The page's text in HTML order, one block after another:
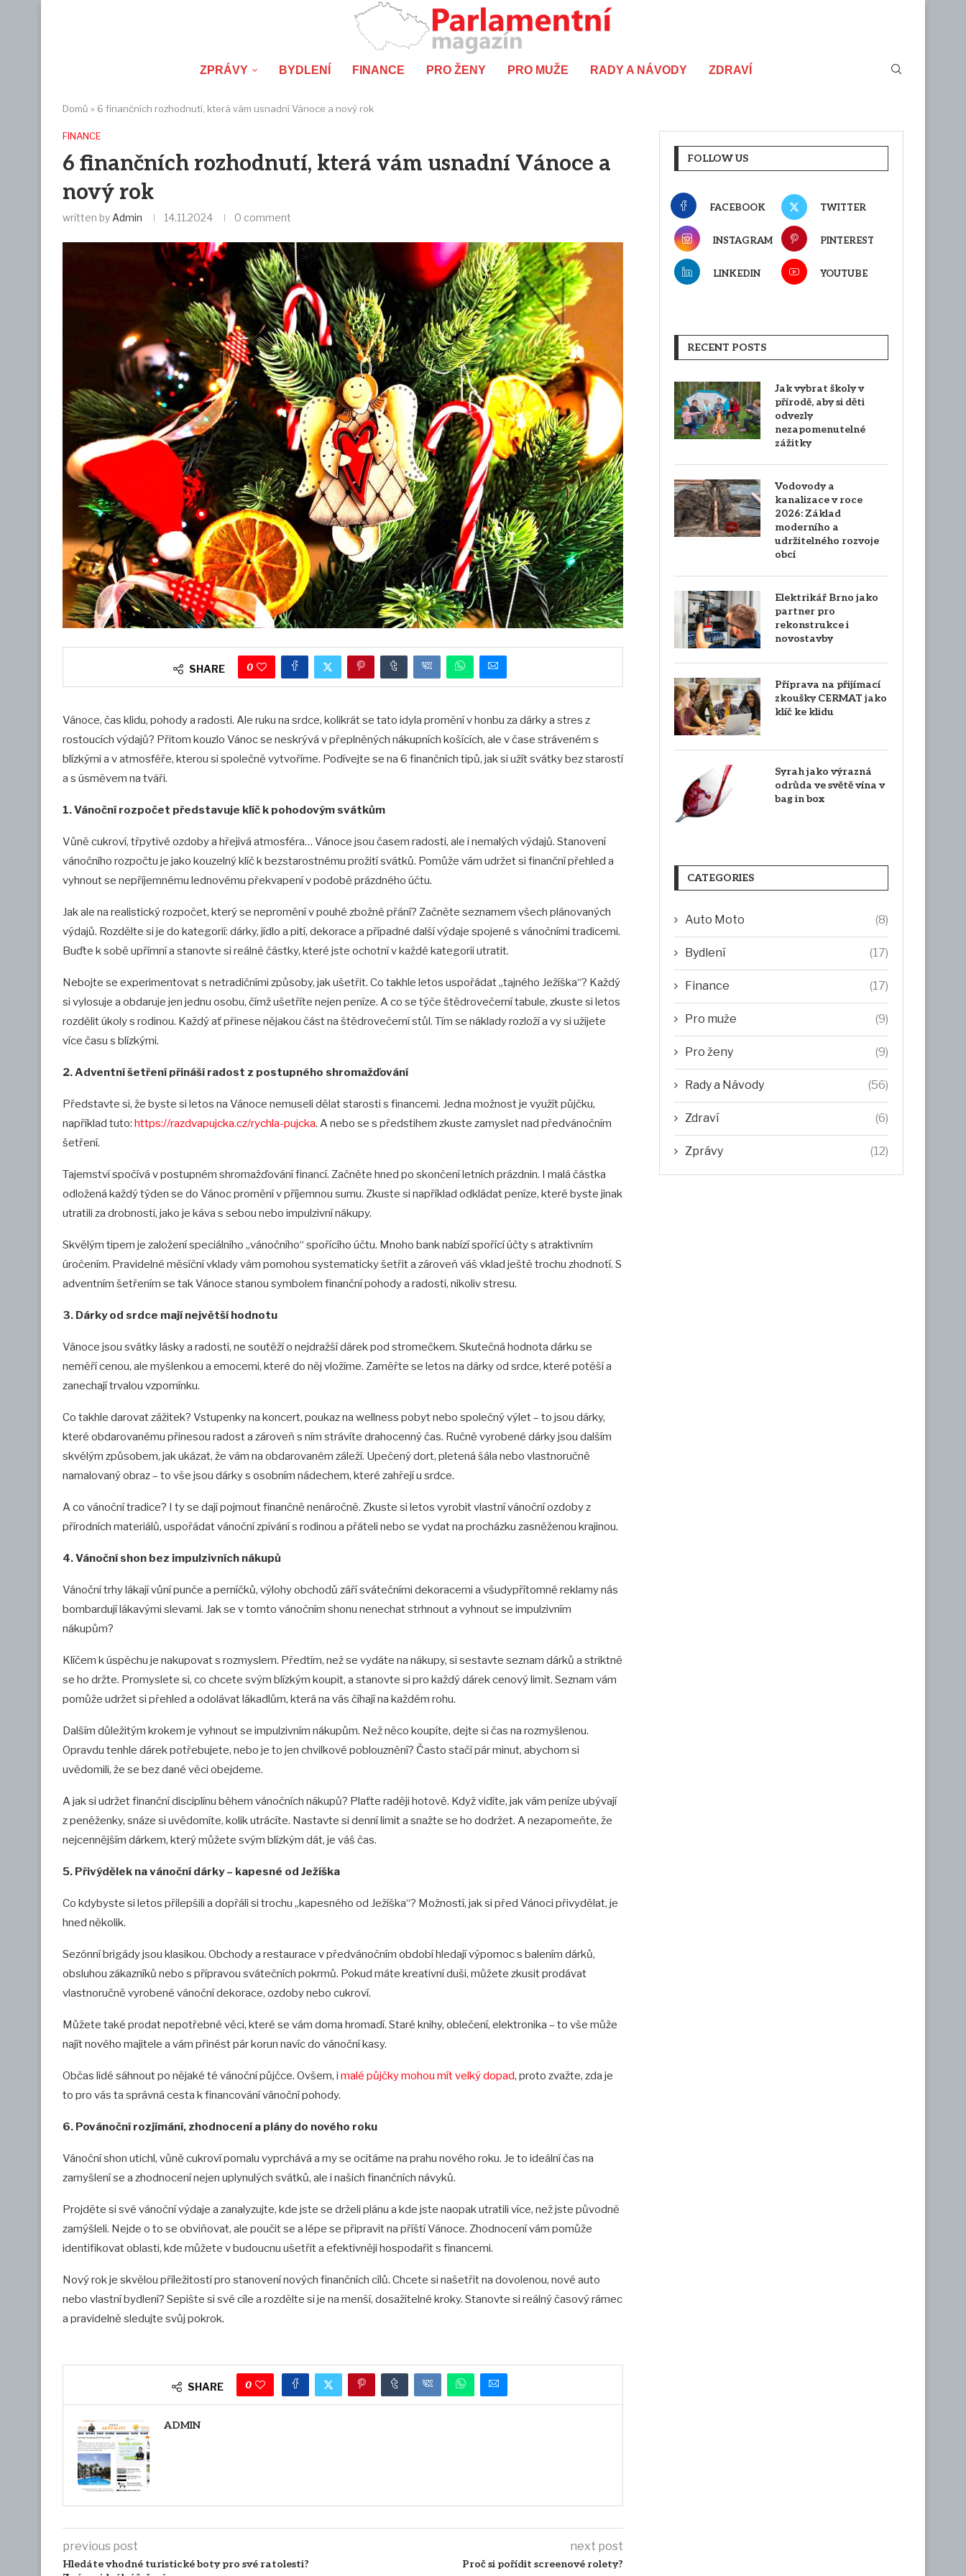
ZPRÁVY BYDLENÍ FINANCE PRO ŽENY PRO MUŽE RADY A NÁVODY ZDRAVÍ
Domů » 6 finančních rozhodnutí, která vám usnadní Vánoce a nový rok
FINANCE
6 finančních rozhodnutí, která vám usnadní Vánoce a
nový rok
written by Admin 14.11.2024 0 comment
SHARE 0
Vánoce, čas klidu, pohody a radosti. Ale ruku na srdce, kolikrát se tato idyla promění v honbu za dárky a stres z
rostoucích výdajů? Přitom kouzlo Vánoc se neskrývá v přeplněných nákupních košících, ale v čase stráveném s
blízkými a v atmosféře, kterou si společně vytvoříme. Podívejte se na 6 finančních tipů, jak si užít svátky bez starostí
a s úsměvem na tváři.
1. Vánoční rozpočet představuje klíč k pohodovým svátkům
Vůně cukroví, třpytivé ozdoby a hřejivá atmosféra… Vánoce jsou časem radosti, ale i nemalých výdajů. Stanovení
vánočního rozpočtu je jako kouzelný klíč k bezstarostnému prožití svátků. Pomůže vám udržet si finanční přehled a
vyhnout se nepříjemnému lednovému překvapení v podobě prázdného účtu.
Jak ale na realistický rozpočet, který se nepromění v pouhé zbožné přání? Začněte seznamem všech plánovaných
výdajů. Rozdělte si je do kategorií: dárky, jídlo a pití, dekorace a případné další výdaje spojené s vánočními tradicemi.
Buďte k sobě upřímní a stanovte si reálné částky, které jste ochotní v každé kategorii utratit.
Nebojte se experimentovat s netradičními způsoby, jak ušetřit. Co takhle letos uspořádat „tajného Ježíška“? Každý
si vylosuje a obdaruje jen jednu osobu, čímž ušetříte nejen peníze. A co se týče štědrovečerní tabule, zkuste si letos
rozdělit úkoly s rodinou. Každý ať přinese nějakou část na štědrovečerní stůl. Tím se náklady rozloží a vy si užijete
více času s blízkými.
2. Adventní šetření přináší radost z postupného shromažďování
Představte si, že byste si letos na Vánoce nemuseli dělat starosti s financemi. Jedna možnost je využít půjčku,
například tuto: https://razdvapujcka.cz/rychla-pujcka. A nebo se s předstihem zkuste zamyslet nad předvánočním
šetření.
Tajemství spočívá v postupném shromažďování financí. Začněte hned po skončení letních prázdnin. I malá částka
odložená každý týden se do Vánoc promění v příjemnou sumu. Zkuste si například odkládat peníze, které byste jinak
utratili za drobnosti, jako je káva s sebou nebo impulzivní nákupy.
Skvělým tipem je založení speciálního „vánočního“ spořícího účtu. Mnoho bank nabízí spořící účty s atraktivním
úročením. Pravidelné měsíční vklady vám pomohou systematicky šetřit a zároveň váš vklad ještě trochu zhodnotí. S
adventním šetřením se tak Vánoce stanou symbolem finanční pohody a radosti, nikoliv stresu.
3. Dárky od srdce mají největší hodnotu
Vánoce jsou svátky lásky a radosti, ne soutěží o nejdražší dárek pod stromečkem. Skutečná hodnota dárku se
neměří cenou, ale myšlenkou a emocemi, které do něj vložíme. Zaměřte se letos na dárky od srdce, které potěší a
zanechají trvalou vzpomínku.
Co takhle darovat zážitek? Vstupenky na koncert, poukaz na wellness pobyt nebo společný výlet – to jsou dárky,
které obdarovanému přinesou radost a zároveň s ním strávíte drahocenný čas. Ručně vyrobené dárky jsou dalším
skvělým způsobem, jak ukázat, že vám na obdarovaném záleží. Upečený dort, pletená šála nebo vlastnoručně
namalovaný obraz – to vše jsou dárky s osobním nádechem, které zahřejí u srdce.
A co vánoční tradice? I ty se dají pojmout finančně nenáročně. Zkuste si letos vyrobit vlastní vánoční ozdoby z
přírodních materiálů, uspořádat vánoční zpívání s rodinou a přáteli nebo se vydat na procházku zasněženou krajinou.
4. Vánoční shon bez impulzivních nákupů
Vánoční trhy lákají vůní punče a perníčků, výlohy obchodů září svátečními dekoracemi a všudypřítomné reklamy nás
bombardují lákavými slevami. Jak se v tomto vánočním shonu nenechat strhnout a vyhnout se impulzivním
nákupům?
Klíčem k úspěchu je nakupovat s rozmyslem. Předtím, než se vydáte na nákupy, si sestavte seznam dárků a striktně
se ho držte. Promyslete si, co chcete svým blízkým koupit, a stanovte si pro každý dárek cenový limit. Seznam vám
pomůže udržet si přehled a odolávat lákadlům, která na vás číhají na každém rohu.
Dalším důležitým krokem je vyhnout se impulzivním nákupům. Než něco koupíte, dejte si čas na rozmyšlenou.
Opravdu tenhle dárek potřebujete, nebo je to jen chvilkové poblouznění? Často stačí pár minut, abychom si
uvědomili, že se bez dané věci obejdeme.
A jak si udržet finanční disciplínu během vánočních nákupů? Plaťte raději hotově. Když vidíte, jak vám peníze ubývají
z peněženky, snáze si uvědomíte, kolik utrácíte. Nastavte si denní limit a snažte se ho dodržet. A nezapomeňte, že
nejcennějším dárkem, který můžete svým blízkým dát, je váš čas.
5. Přivýdělek na vánoční dárky – kapesné od Ježíška
Co kdybyste si letos přilepšili a dopřáli si trochu „kapesného od Ježíška“? Možností, jak si před Vánoci přivydělat, je
hned několik.
Sezónní brigády jsou klasikou. Obchody a restaurace v předvánočním období hledají výpomoc s balením dárků,
obsluhou zákazníků nebo s přípravou svátečních pokrmů. Pokud máte kreativní duši, můžete zkusit prodávat
vlastnoručně vyrobené vánoční dekorace, ozdoby nebo cukroví.
Můžete také prodat nepotřebné věci, které se vám doma hromadí. Staré knihy, oblečení, elektronika – to vše může
najít nového majitele a vám přinést pár korun navíc do vánoční kasy.
Občas lidé sáhnout po nějaké té vánoční půjčce. Ovšem, i malé půjčky mohou mít velký dopad, proto zvažte, zda je
to pro vás ta správná cesta k financování vánoční pohody.
6. Povánoční rozjímání, zhodnocení a plány do nového roku
Vánoční shon utichl, vůně cukroví pomalu vyprchává a my se ocitáme na prahu nového roku. Je to ideální čas na
zamyšlení se a zhodnocení nejen uplynulých svátků, ale i našich finančních návyků.
Projděte si své vánoční výdaje a zanalyzujte, kde jste se drželi plánu a kde jste naopak utratili více, než jste původně
zamýšleli. Nejde o to se obviňovat, ale poučit se a lépe se připravit na příští Vánoce. Zhodnocení vám pomůže
identifikovat oblasti, kde můžete v budoucnu ušetřit a efektivněji hospodařit s financemi.
Nový rok je skvělou příležitostí pro stanovení nových finančních cílů. Chcete si našetřit na dovolenou, nové auto
nebo vlastní bydlení? Sepište si své cíle a rozdělte si je na menší, dosažitelné kroky. Stanovte si reálný časový rámec
a pravidelně sledujte svůj pokrok.
SHARE 0
ADMIN
previous post
Hledáte vhodné turistické boty pro své ratolesti?
next post
Proč si pořídit screenové rolety?
FOLLOW US
FACEBOOK TWITTER
INSTAGRAM PINTEREST
LINKEDIN YOUTUBE
RECENT POSTS
Jak vybrat školy v
přírodě, aby si děti
odvezly
nezapomenutelné
zážitky
Vodovody a
kanalizace v roce
2026: Základ
moderního a
udržitelného rozvoje
obcí
Elektrikář Brno jako
partner pro
rekonstrukce i
novostavby
Příprava na přijímací
zkoušky CERMAT jako
klíč ke klidu
Syrah jako výrazná
odrůda ve světě vína v
bag in box
CATEGORIES
Auto Moto (8)
Bydlení (17)
Finance (17)
Pro muže (9)
Pro ženy (9)
Rady a Návody (56)
Zdraví (6)
Zprávy (12)